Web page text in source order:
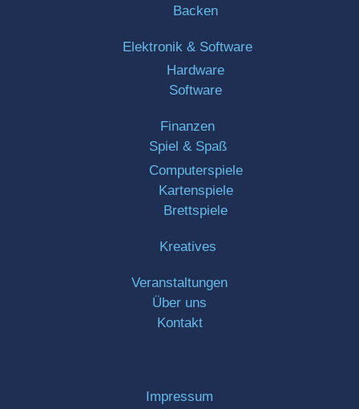
Backen
Elektronik & Software
Hardware
Software
Finanzen
Spiel & Spaß
Computerspiele
Kartenspiele
Brettspiele
Kreatives
Veranstaltungen
Über uns
Kontakt
Impressum